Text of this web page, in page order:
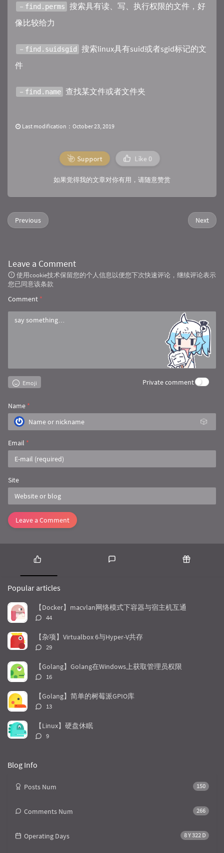
－find.perms
搜索具有读、写、执行权限的文件，好
像比较给力
－find.suidsgid
搜索linux具有suid或者sgid标记的文
件
－find.name 查找某文件或者文件夹
Last modification：October 23, 2019
Support Like 0
如果觉得我的文章对你有用，请随意赞赏
Next
Previous
Leave a Comment
使用cookie技术保留您的个人信息以便您下次快速评论，继续评论表示
您已同意该条款
Comment *
Emoji Private comment
Name *
🎲
Email *
Site
Leave a Comment
p
u
l
a
r
a
r
t
i
e
e
s
o
m
t
Popular articles
【Docker】macvlan网络模式下容器与宿主机互通
评
数：
44
【杂项】Virtualbox 6与Hyper-V共存
评
数：
29
【Golang】Golang在Windows上获取管理员权限
评
数：
16
【Golang】简单的树莓派GPIO库
评
数：
13
【Linux】硬盘休眠
评
9
Blog Info
150
Posts Num
266
Comments Num
8 Y 322 D
Operating Days